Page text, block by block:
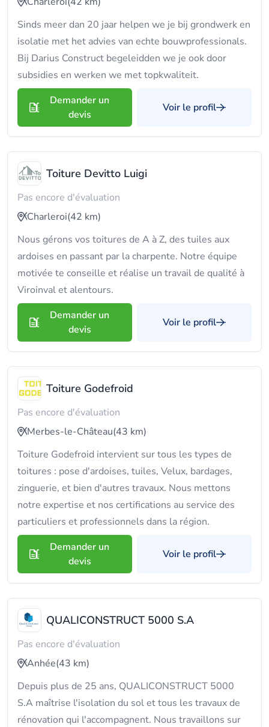
Sinds meer dan 20 jaar helpen we je bij grondwerk en
isolatie met het advies van echte bouwprofessionals.
Bij Darius Construct begeleidden we je ook door
subsidies en werken we met topkwaliteit.
Demander un
devis
Voir le profil
Toiture Devitto Luigi
Pas encore d'évaluation
Charleroi(42 km)
Nous gérons vos toitures de A à Z, des tuiles aux
ardoises en passant par la charpente. Notre équipe
motivée te conseille et réalise un travail de qualité à
Viroinval et alentours.
Demander un
devis
Voir le profil
Toiture Godefroid
Pas encore d'évaluation
Merbes-le-Château(43 km)
Toiture Godefroid intervient sur tous les types de
toitures : pose d'ardoises, tuiles, Velux, bardages,
zinguerie, et bien d'autres travaux. Nous mettons
notre expertise et nos certifications au service des
particuliers et professionnels dans la région.
Demander un
devis
Voir le profil
QUALICONSTRUCT 5000 S.A
Pas encore d'évaluation
Anhée(43 km)
Depuis plus de 25 ans, QUALICONSTRUCT 5000
S.A maîtrise l'isolation du sol et tous les travaux de
rénovation qui l'accompagnent. Nous travaillons sur